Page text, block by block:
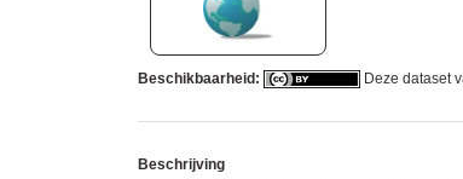
Beschikbaarheid: Deze dataset
Beschrijving